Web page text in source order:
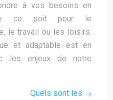
à vos besoins en
ce soit pour le
le travail ou les loisirs.
et adaptable est en
les enjeux de notre
Quels sont les